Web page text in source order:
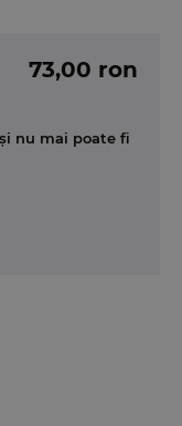
73,00 ron
nu mai poate fi